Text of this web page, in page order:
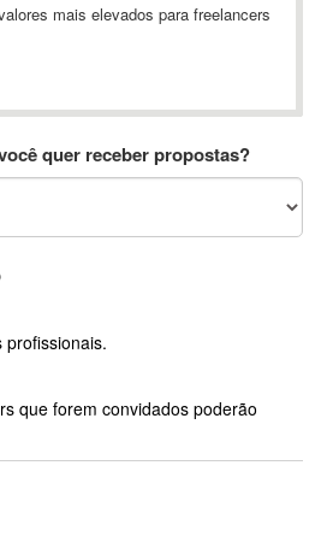
mais elevados para freelancers
quer receber propostas?
que forem convidados poderão